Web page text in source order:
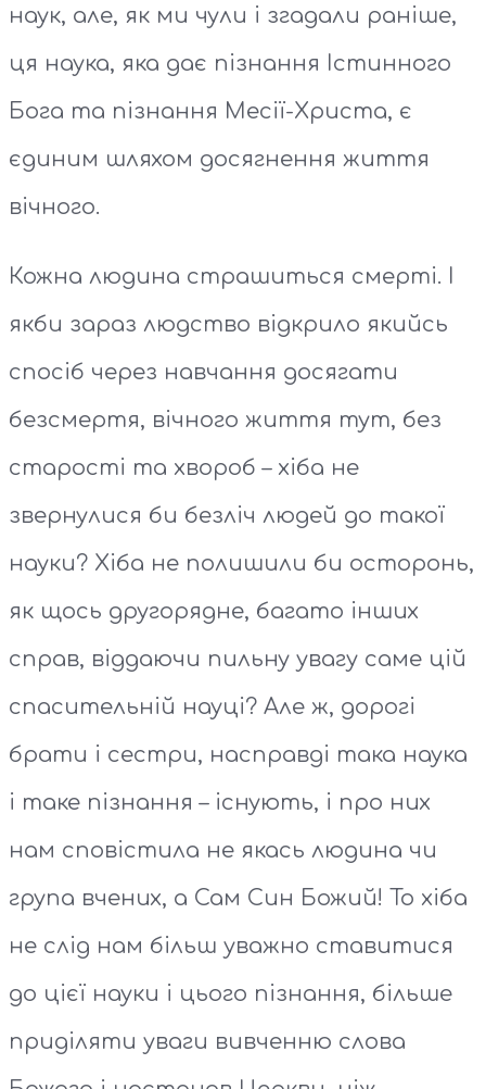
наук, але, як ми чули і згадали раніше,
ця наука, яка дає пізнання Істинного
Бога та пізнання Месії-Христа, є
єдиним шляхом досягнення життя
вічного.
Кожна людина страшиться смерті. І
якби зараз людство відкрило якийсь
спосіб через навчання досягати
безсмертя, вічного життя тут, без
старості та хвороб – хіба не
звернулися би безліч людей до такої
науки? Хіба не полишили би осторонь,
як щось другорядне, багато інших
справ, віддаючи пильну увагу саме цій
спасительній науці? Але ж, дорогі
брати і сестри, насправді така наука
і таке пізнання – існують, і про них
нам сповістила не якась людина чи
група вчених, а Сам Син Божий! То хіба
не слід нам більш уважно ставитися
до цієї науки і цього пізнання, більше
приділяти уваги вивченню слова